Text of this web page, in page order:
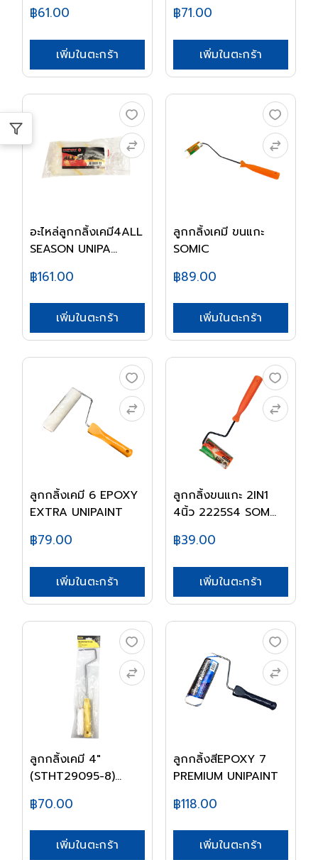
฿61.00
เพิ่มในตะกร้า
฿71.00
เพิ่มในตะกร้า
อะไหล่ลูกกลิ้งเคมี4ALL
SEASON UNIPA...
฿161.00
เพิ่มในตะกร้า
ลูกกลิ้งเคมี ขนแกะ
SOMIC
฿89.00
เพิ่มในตะกร้า
ลูกกลิ้งเคมี 6 EPOXY
EXTRA UNIPAINT
฿79.00
เพิ่มในตะกร้า
ลูกกลิ้งขนแกะ 2IN1
4นิ้ว 2225S4 SOM...
฿39.00
เพิ่มในตะกร้า
ลูกกลิ้งเคมี 4"
(STHT29095-8)
฿70.00
เพิ่มในตะกร้า
ลูกกลิ้งสีEPOXY 7
PREMIUM UNIPAINT
฿118.00
เพิ่มในตะกร้า